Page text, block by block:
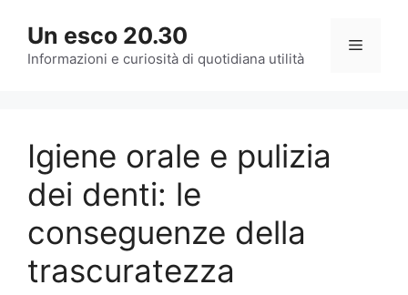
contenuto
Un esco 20.30
Informazioni e curiosità di quotidiana utilità
Menu
Igiene orale e pulizia
dei denti: le
conseguenze della
trascuratezza